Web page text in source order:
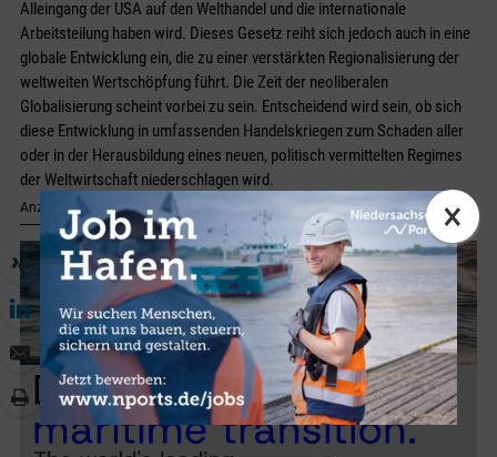
×
Alleingang der USA auf den Welthandel und die internationale
Arbeitsteilung haben wird. Dieses Gesetz reiht sich jedoch auch in eine
globale Entwicklung ein, die zu einer verstärkten Regionalisierung der
weltweiten Wertschöpfung führt. Die Zeit der neoliberalen
Globalisierung scheint vorbei zu sein. Entscheidend wird sein, ob sich
diese Entwicklung in umfassenden Handelskriegen zum Schaden aller
oder in der Herausbildung eines neuen, politisch vermittelten Regimes
der Weltwirtschaft niederschlagen wird.
Anzeige